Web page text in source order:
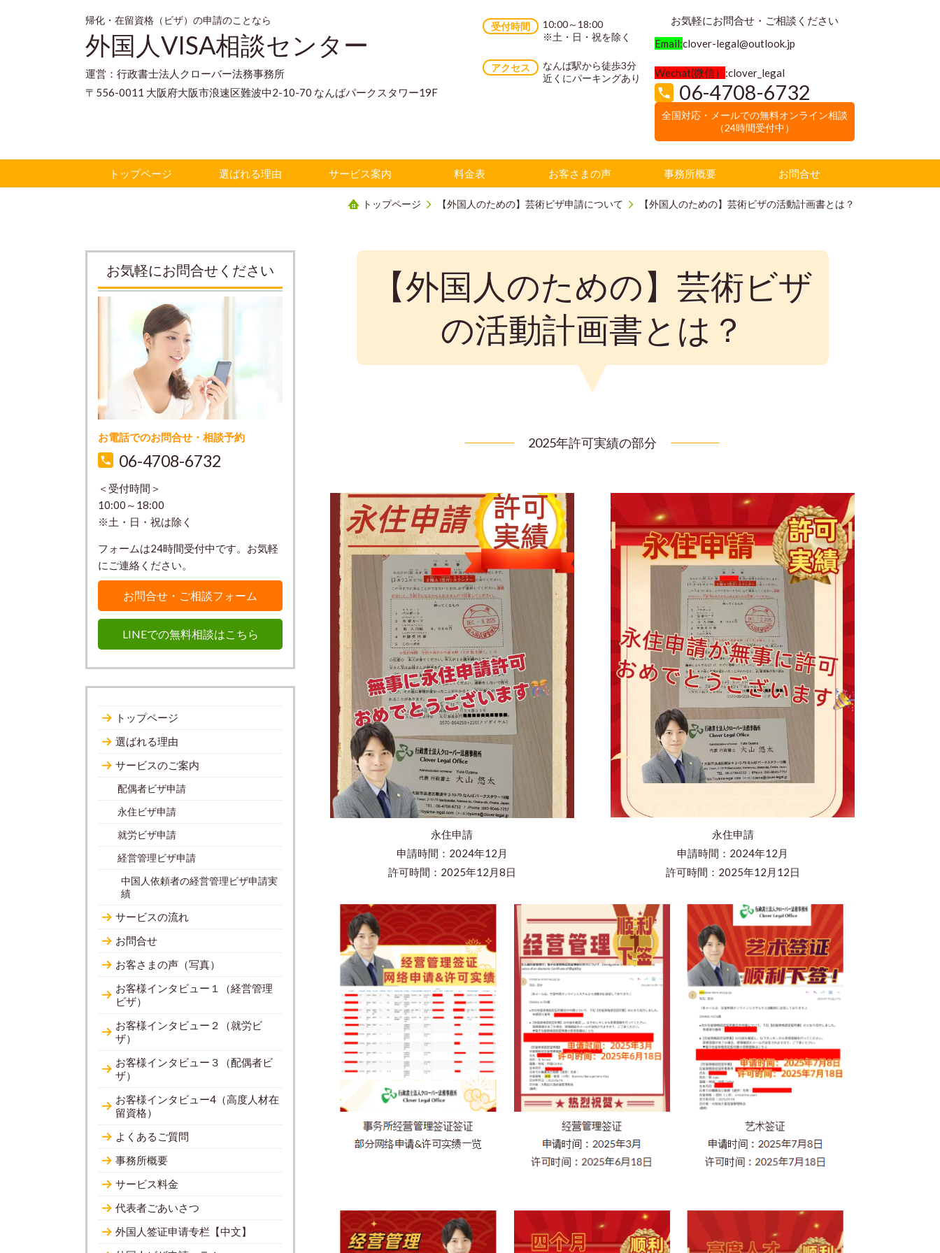
帰化・在留資格（ビザ）の申請のことなら
外国人VISA相談センター
運営：行政書士法人クローバー法務事務所
〒556-0011 大阪府大阪市浪速区難波中2-10-70 なんばパークスタワー19F
受付時間
10:00～18:00
※土・日・祝を除く
アクセス
なんば駅から徒歩3分
近くにパーキングあり
お気軽にお問合せ・ご相談ください
Email:clover-legal@outlook.jp
Wechat(微信） :clover_legal
06-4708-6732
全国対応・メールでの無料オンライン相談
（24時間受付中）
トップページ 選ばれる理由 サービス案内 料金表 お客さまの声 事務所概要 お問合せ
トップページ 【外国人のための】芸術ビザ申請について 【外国人のための】芸術ビザの活動計画書とは？
【外国人のための】芸術ビザ
の活動計画書とは？
2025年許可実績の部分
永住申請
申請時間：2024年12月
許可時間：2025年12月8日
永住申請
申請時間：2024年12月
​許可時間：2025年12月12日
お気軽にお問合せください
お電話でのお問合せ・相談予約
06-4708-6732
＜受付時間＞
10:00～18:00
※土・日・祝は除く
フォームは24時間受付中です。お気軽
にご連絡ください。
お問合せ・ご相談フォーム
LINEでの無料相談はこちら
トップページ
選ばれる理由
サービスのご案内
配偶者ビザ申請
永住ビザ申請
就労ビザ申請
経営管理ビザ申請
中国人依頼者の経営管理ビザ申請実
績
サービスの流れ
お問合せ
お客さまの声（写真）
お客様インタビュー１（経営管理
ビザ）
お客様インタビュー２（就労ビ
ザ）
お客様インタビュー３（配偶者ビ
ザ）
お客様インタビュー4（高度人材在
留資格）
よくあるご質問
事務所概要
サービス料金
代表者ごあいさつ
外国人签证申请专栏【中文】